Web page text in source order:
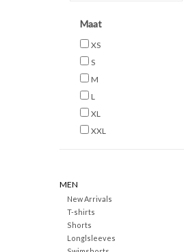
Maat
XS
S
M
L
XL
XXL
MEN
New Arrivals
T-shirts
Shorts
Longlsleeves